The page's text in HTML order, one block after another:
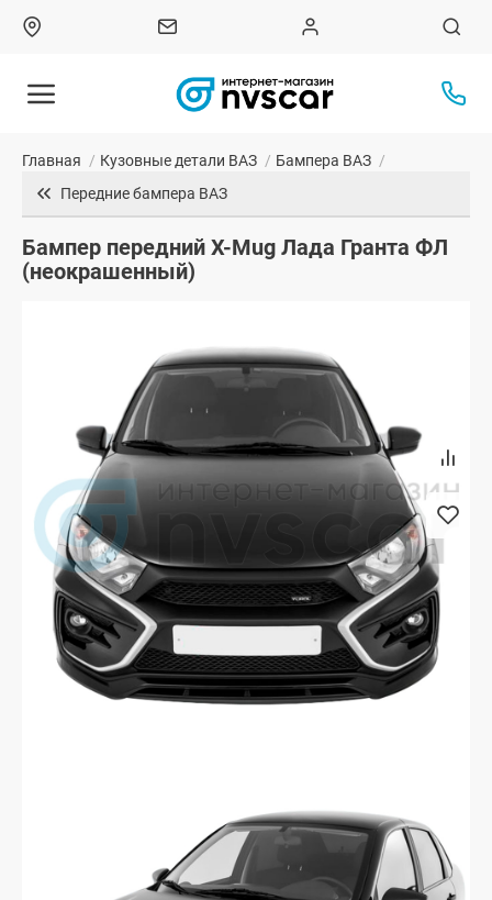
Главная / Кузовные детали ВАЗ / Бампера ВАЗ /
Передние бампера ВАЗ
Бампер передний X-Mug Лада Гранта ФЛ
(неокрашенный)